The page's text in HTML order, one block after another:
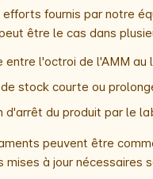
fournis par notre
être le cas dans
entre l'octroi de l'AMM
stock courte ou
d'arrêt du produit par le
peuvent être
mises à jour nécessaires